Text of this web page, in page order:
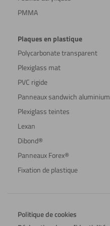
PMMA
Plaques en plastique
Polycarbonate transparent
Plexiglass mat
PVC rigide
Panneaux sandwich aluminium
Plexiglass teintes
Lexan
Dibond®
Panneaux Forex®
Fixation de plastique
Politique de cookies